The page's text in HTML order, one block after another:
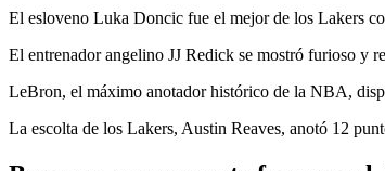
El esloveno Luka Doncic fue el mejor de los Lakers
El entrenador angelino JJ Redick se mostró furioso y
LeBron, el máximo anotador histórico de la NBA,
La escolta de los Lakers, Austin Reaves, anotó 12